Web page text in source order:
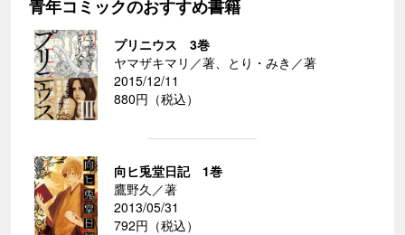
青年コミックのおすすめ書籍
プリニウス 3巻
ヤマザキマリ／著、とり・みき／著
2015/12/11
880円（税込）
向ヒ兎堂日記 1巻
鷹野久／著
2013/05/31
792円（税込）